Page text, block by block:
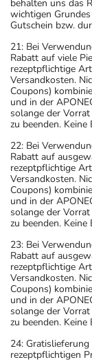
behalten uns das
wichtigen
Gutschein bzw.
21: Bei
Rabatt auf viele
rezeptpflichtige
Versandkosten.
Coupons)
und in der
solange der
zu beenden. Keine
22: Bei
Rabatt auf
rezeptpflichtige
Versandkosten.
Coupons)
und in der
solange der
zu beenden. Keine
23: Bei
Rabatt auf
rezeptpflichtige
Versandkosten.
Coupons)
und in der
solange der
zu beenden. Keine
24:
rezeptpflichtigen